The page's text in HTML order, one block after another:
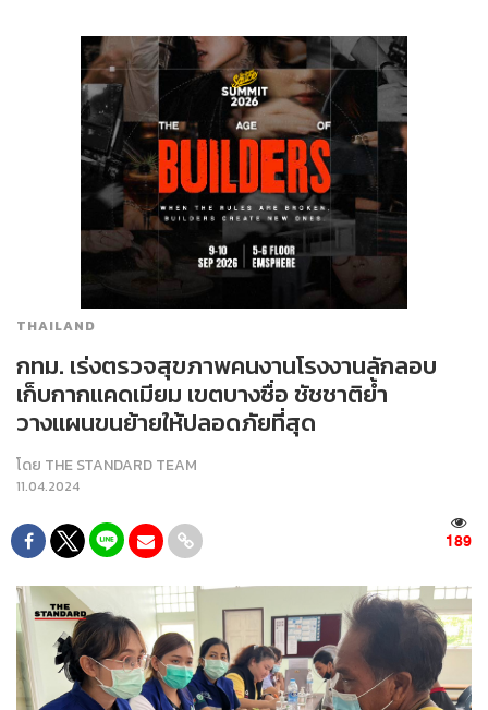
THAILAND
กทม. เร่งตรวจสุขภาพคนงานโรงงานลักลอบ
เก็บกากแคดเมียม เขตบางซื่อ ชัชชาติย้ำ
วางแผนขนย้ายให้ปลอดภัยที่สุด
โดย THE STANDARD TEAM
11.04.2024
189